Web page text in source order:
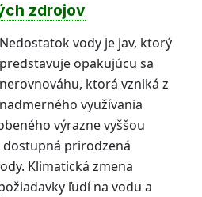
zdrojov
Nedostatok vody je jav, ktorý
predstavuje opakujúcu sa
nerovnováhu, ktorá vzniká z
nadmerného využívania
výrazne vyššou
prirodzená
Klimatická zmena
ľudí na vodu a